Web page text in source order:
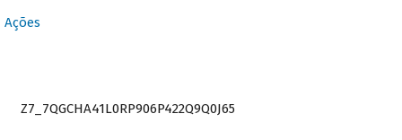
Ações
Z7_7QGCHA41L0RP906P422Q9Q0J65